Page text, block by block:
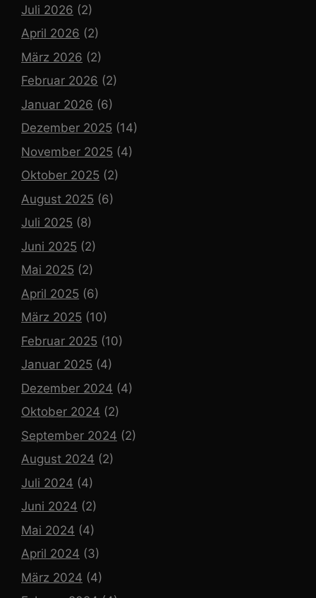
Juli 2026 (2)
April 2026 (2)
März 2026 (2)
Februar 2026 (2)
Januar 2026 (6)
Dezember 2025 (14)
November 2025 (4)
Oktober 2025 (2)
August 2025 (6)
Juli 2025 (8)
Juni 2025 (2)
Mai 2025 (2)
April 2025 (6)
März 2025 (10)
Februar 2025 (10)
Januar 2025 (4)
Dezember 2024 (4)
Oktober 2024 (2)
September 2024 (2)
August 2024 (2)
Juli 2024 (4)
Juni 2024 (2)
Mai 2024 (4)
April 2024 (3)
März 2024 (4)